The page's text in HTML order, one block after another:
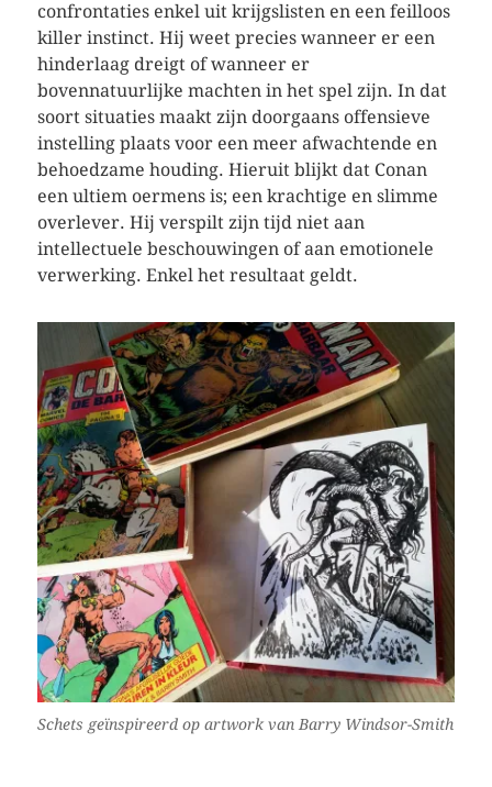
confrontaties enkel uit krijgslisten en een feilloos
killer instinct. Hij weet precies wanneer er een
hinderlaag dreigt of wanneer er
bovennatuurlijke machten in het spel zijn. In dat
soort situaties maakt zijn doorgaans offensieve
instelling plaats voor een meer afwachtende en
behoedzame houding. Hieruit blijkt dat Conan
een ultiem oermens is; een krachtige en slimme
overlever. Hij verspilt zijn tijd niet aan
intellectuele beschouwingen of aan emotionele
verwerking. Enkel het resultaat geldt.
Schets geïnspireerd op artwork van Barry Windsor-Smith